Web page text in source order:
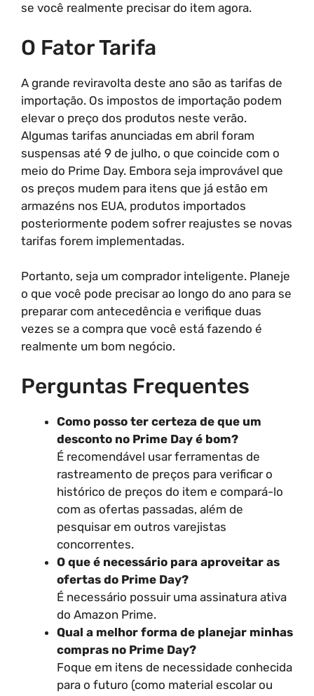
se você realmente precisar do item agora.
O Fator Tarifa
A grande reviravolta deste ano são as tarifas de
importação. Os impostos de importação podem
elevar o preço dos produtos neste verão.
Algumas tarifas anunciadas em abril foram
suspensas até 9 de julho, o que coincide com o
meio do Prime Day. Embora seja improvável que
os preços mudem para itens que já estão em
armazéns nos EUA, produtos importados
posteriormente podem sofrer reajustes se novas
tarifas forem implementadas.
Portanto, seja um comprador inteligente. Planeje
o que você pode precisar ao longo do ano para se
preparar com antecedência e verifique duas
vezes se a compra que você está fazendo é
realmente um bom negócio.
Perguntas Frequentes
Como posso ter certeza de que um
desconto no Prime Day é bom?
É recomendável usar ferramentas de
rastreamento de preços para verificar o
histórico de preços do item e compará-lo
com as ofertas passadas, além de
pesquisar em outros varejistas
concorrentes.
O que é necessário para aproveitar as
ofertas do Prime Day?
É necessário possuir uma assinatura ativa
do Amazon Prime.
Qual a melhor forma de planejar minhas
compras no Prime Day?
Foque em itens de necessidade conhecida
para o futuro (como material escolar ou